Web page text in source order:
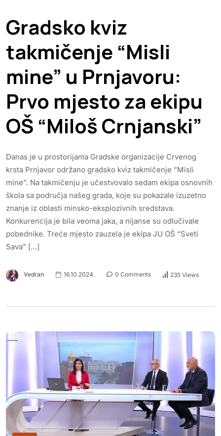
Gradsko kviz
takmičenje “Misli
mine” u Prnjavoru:
Prvo mjesto za ekipu
OŠ “Miloš Crnjanski”
Danas je u prostorijama Gradske organizacije Crvenog
krsta Prnjavor održano gradsko kviz takmičenje “Misli
mine”. Na takmičenju je učestvovalo sedam ekipa osnovnih
škola sa područja našeg grada, koje su pokazale izuzetno
znanje iz oblasti minsko-eksplozivnih sredstava.
Konkurencija je bila veoma jaka, a nijanse su odlučivale
pobednike. Treće mjesto zauzela je ekipa JU OŠ “Sveti
Sava” […]
Vedran 16.10.2024. 0 Comments 235 Views